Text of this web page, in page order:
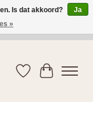
verzending > 75 euro (2
Verlanglijst
Is dat akkoord?
Ja
»